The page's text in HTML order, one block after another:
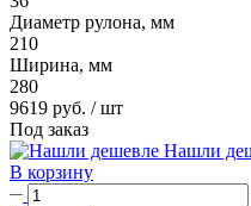
Диаметр рулона, мм
210
Ширина, мм
280
9619 руб. / шт
Под заказ
Нашли
В корзину